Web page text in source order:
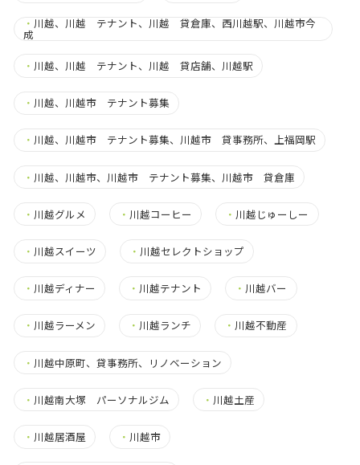
・ 川越、川越 テナント、川越 貸倉庫、西川越駅、川越市今
成
・ 川越、川越 テナント、川越 貸店舗、川越駅
・ 川越、川越市 テナント募集
・ 川越、川越市 テナント募集、川越市 貸事務所、上福岡駅
・ 川越、川越市、川越市 テナント募集、川越市 貸倉庫
・ 川越グルメ ・ 川越コーヒー ・ 川越じゅーしー
・ 川越スイーツ ・ 川越セレクトショップ
・ 川越ディナー ・ 川越テナント ・ 川越バー
・ 川越ラーメン ・ 川越ランチ ・ 川越不動産
・ 川越中原町、貸事務所、リノベーション
・ 川越南大塚 パーソナルジム ・ 川越土産
・ 川越居酒屋 ・ 川越市